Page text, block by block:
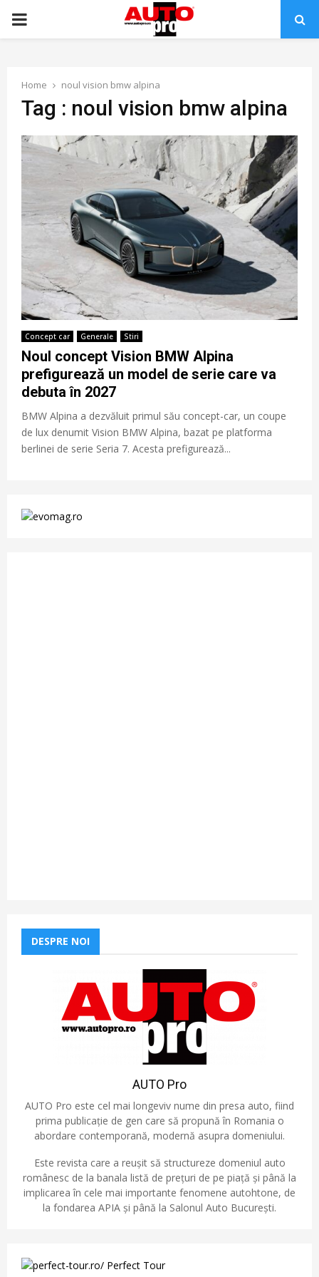
PRIMARY
Home noul vision bmw alpina
Tag : noul vision bmw alpina
Concept car Generale Stiri
Noul concept Vision BMW Alpina
prefigurează un model de serie care va
debuta în 2027
BMW Alpina a dezvăluit primul său concept-car, un coupe
de lux denumit Vision BMW Alpina, bazat pe platforma
berlinei de serie Seria 7. Acesta prefigurează...
DESPRE NOI
AUTO Pro
AUTO Pro este cel mai longeviv nume din presa auto, fiind
prima publicație de gen care să propună în Romania o
abordare contemporană, modernă asupra domeniului.
Este revista care a reușit să structureze domeniul auto
românesc de la banala listă de prețuri de pe piață și până la
implicarea în cele mai importante fenomene autohtone, de
la fondarea APIA și până la Salonul Auto București.